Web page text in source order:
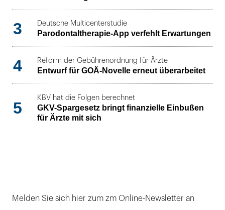
3 Deutsche Multicenterstudie
Parodontaltherapie-App verfehlt Erwartungen
4 Reform der Gebührenordnung für Ärzte
Entwurf für GOÄ-Novelle erneut überarbeitet
5
KBV hat die Folgen berechnet
GKV-Spargesetz bringt finanzielle Einbußen
für Ärzte mit sich
Melden Sie sich hier zum zm Online-Newsletter an